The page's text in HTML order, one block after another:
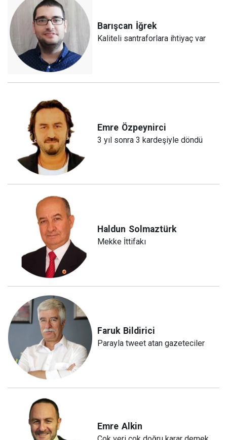
Barışcan İğrek
Kaliteli santraforlara ihtiyaç var
Emre Özpeynirci
3 yıl sonra 3 kardeşiyle döndü
Haldun Solmaztürk
Mekke İttifakı
Faruk Bildirici
Parayla tweet atan gazeteciler
Emre Alkin